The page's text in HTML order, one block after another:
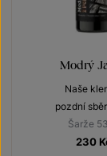
Modrý
Naše
pozdní
Šarže
230